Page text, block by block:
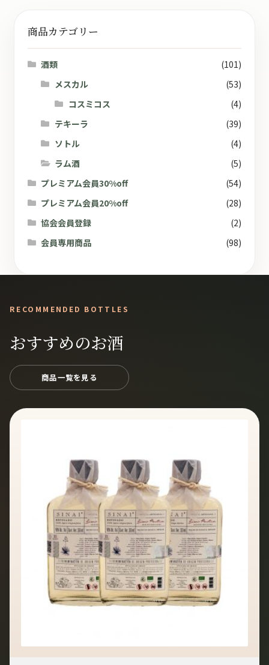
商品カテゴリー
酒類
(101)
メスカル
(53)
コスミコス
(4)
テキーラ
(39)
ソトル
(4)
ラム酒
(5)
プレミアム会員30%off
(54)
プレミアム会員20%off
(28)
協会会員登録
(2)
会員専用商品
(98)
RECOMMENDED BOTTLES
おすすめのお酒
商品一覧を見る